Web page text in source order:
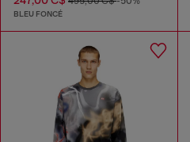
BLEU FONCÉ